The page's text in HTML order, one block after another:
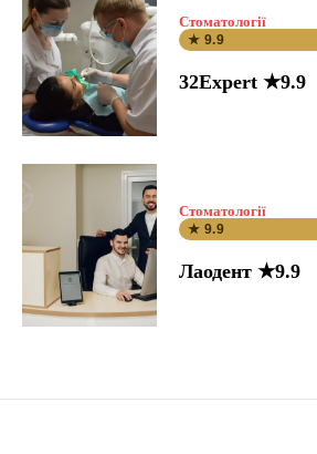
Стоматології
★ 9.9
32Expert ★9.9
Стоматології
★ 9.9
Лаодент ★9.9